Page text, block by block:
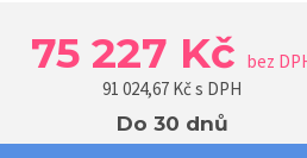
75 227 Kčbez
91 024,67 Kč s DPH
Do 30 dnů